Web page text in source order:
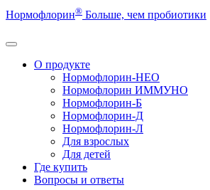
Нормофлорин® Больше, чем пробиотики
О продукте
Нормофлорин-НЕО
Нормофлорин ИММУНО
Нормофлорин-Б
Нормофлорин-Д
Нормофлорин-Л
Для взрослых
Для детей
Где купить
Вопросы и ответы